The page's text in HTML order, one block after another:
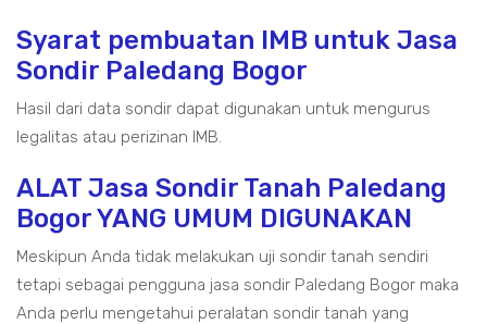
Syarat pembuatan IMB untuk Jasa
Sondir Paledang Bogor
Hasil dari data sondir dapat digunakan untuk mengurus
legalitas atau perizinan IMB.
ALAT Jasa Sondir Tanah Paledang
Bogor YANG UMUM DIGUNAKAN
Meskipun Anda tidak melakukan uji sondir tanah sendiri
tetapi sebagai pengguna jasa sondir Paledang Bogor maka
Anda perlu mengetahui peralatan sondir tanah yang